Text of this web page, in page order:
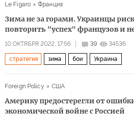
Le Figaro Франция
Зима не за горами. Украинцы
повторить "успех" французов и
10 ОКТЯБРЯ 2022, 17:56 39 34536
стратегия зима бои Украина
Foreign Policy США
Америку предостерегли от
экономической войне с Россией